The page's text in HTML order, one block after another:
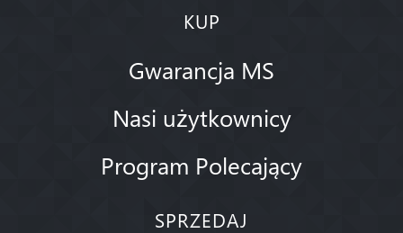
KUP
Gwarancja MS
Nasi użytkownicy
Program Polecający
SPRZEDAJ